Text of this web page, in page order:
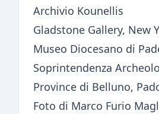
Archivio Kounellis
Gladstone Gallery, New
Museo Diocesano di
Soprintendenza
Province di Belluno,
Foto di Marco Furio